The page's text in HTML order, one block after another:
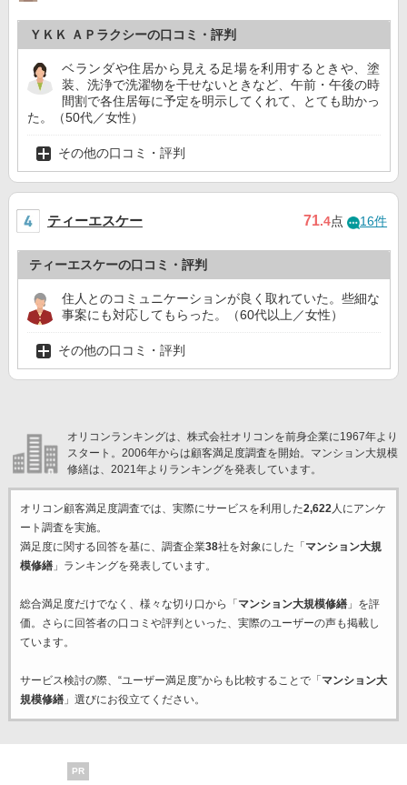
ＹＫＫ ＡＰラクシーの口コミ・評判
ベランダや住居から見える足場を利用するときや、塗
装、洗浄で洗濯物を干せないときなど、午前・午後の時
間割で各住居毎に予定を明示してくれて、とても助かっ
た。（50代／女性）
その他の口コミ・評判
ティーエスケー 71.4点 16件
ティーエスケーの口コミ・評判
住人とのコミュニケーションが良く取れていた。些細な
事案にも対応してもらった。（60代以上／女性）
その他の口コミ・評判
オリコンランキングは、株式会社オリコンを前身企業に1967年より
スタート。2006年からは顧客満足度調査を開始。マンション大規模
修繕は、2021年よりランキングを発表しています。
オリコン顧客満足度調査では、実際にサービスを利用した2,622人にアンケ
ート調査を実施。
満足度に関する回答を基に、調査企業38社を対象にした「 マンション大規
模修繕」ランキングを発表しています。
総合満足度だけでなく、様々な切り口から「 マンション大規模修繕」を評
価。さらに回答者の口コミや評判といった、実際のユーザーの声も掲載し
ています。
サービス検討の際、“ユーザー満足度”からも比較することで「 マンション大
規模修繕」選びにお役立てください。
PR